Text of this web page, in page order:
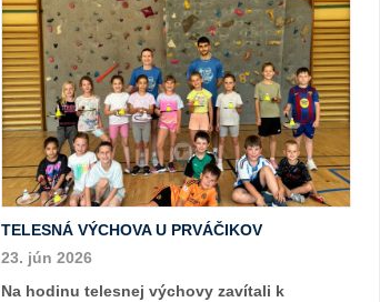
TELESNÁ VÝCHOVA U PRVÁČIKOV
23. jún 2026
Na hodinu telesnej výchovy zavítali k